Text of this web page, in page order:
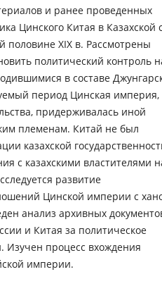
и ранее проведенных
Цинского Китая в Казахской
половине XIX в. Рассмотрены
политический контроль
в составе
период Цинская империя,
придерживалась иной
племенам. Китай не был
казахской
с казахскими властителями
развитие
Цинской империи с
анализ архивных
и Китая за политическое
Изучен процесс вхождения
империи.